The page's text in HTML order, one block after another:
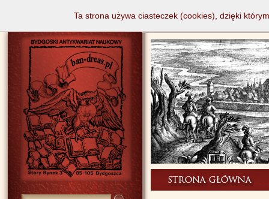
Ta strona używa ciasteczek (cookies), dzięki